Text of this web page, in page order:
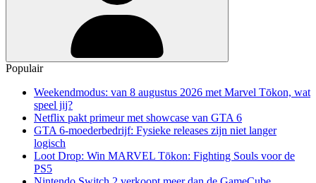
Populair
Weekendmodus: van 8 augustus 2026 met Marvel Tōkon, wat
speel jij?
Netflix pakt primeur met showcase van GTA 6
GTA 6-moederbedrijf: Fysieke releases zijn niet langer
logisch
Loot Drop: Win MARVEL Tōkon: Fighting Souls voor de
PS5